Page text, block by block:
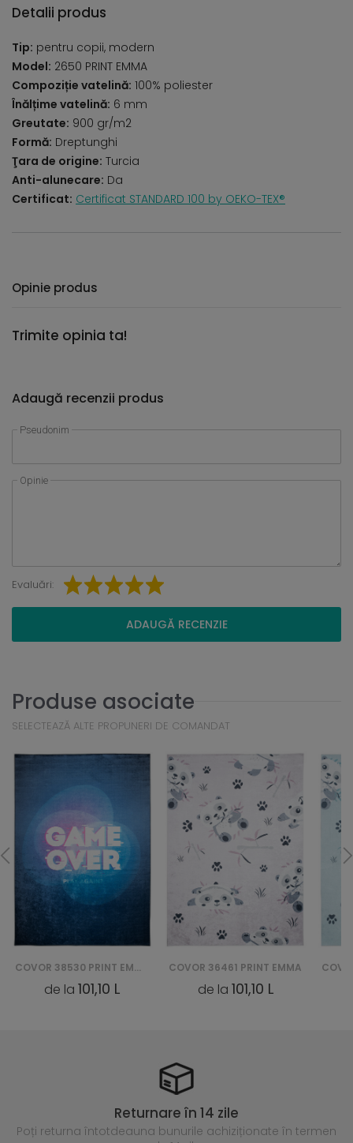
Detalii produs
Tip: pentru copii, modern
Model: 2650 PRINT EMMA
Compoziție vatelină: 100% poliester
Înălțime vatelină: 6 mm
Greutate: 900 gr/m2
Formă: Dreptunghi
Ţara de origine: Turcia
Anti-alunecare: Da
Certificat: Certificat STANDARD 100 by OEKO-TEX®
Opinie produs
Trimite opinia ta!
Adaugă recenzii produs
Pseudonim
Opinie
Evaluări:
ADAUGĂ RECENZIE
Produse asociate
SELECTEAZĂ ALTE PROPUNERI DE COMANDAT
COVOR 36461 PRINT EMMA
de la101,10 L
COVOR 36460 PRINT EMMA
de la101,10 L
Returnare în 14 zile
Poți returna întotdeauna bunurile achiziționate în termen